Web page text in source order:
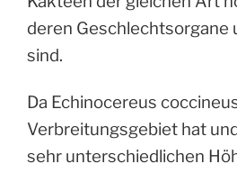
deren Geschlechtsorgane
sind.
Da Echinocereus
Verbreitungsgebiet hat
sehr unterschiedlichen